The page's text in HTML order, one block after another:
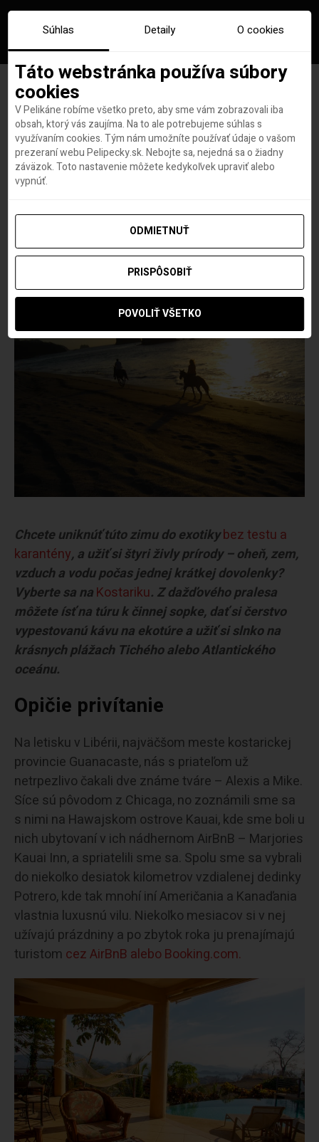
Kostarika – destinácia pre
tých, čo to majú radi horúce
(foto-reportáž)
autorDiana Mrazikova 10. DECEMBRA 2020
Chcete uniknúť túto zimu do exotikybez testu a
karantény, a užiť si štyri živly prírody – oheň, zem,
vzduch a vodu počas jednej krátkej dovolenky?
Vyberte sa naKostariku. Z dažďového pralesa
môžete ísť na túru k činnej sopke, dať si čerstvo
vypestovanú kávu na ekotúre a užiť si slnko na
krásnych plážach Tichého alebo Atlantického
oceánu.
Opičie privítanie
Na letisku v Libérii, najväčšom meste kostarickej
provincie Guanacaste, nás s priateľom už
netrpezlivo čakali dve známe tváre – Alexis a Mike.
Síce sú pôvodom z Chicaga, no zoznámili sme sa
s nimi na Hawajskom ostrove Kauai, kde sme boli u
nich ubytovaní v ich nádhernom AirBnB – Marjories
Kauai Inn, a spriatelili sme sa. Spolu sme sa vybrali
do niekoľko desiatok kilometrov vzdialenej dedinky
Potrero, kde tak mnohí iní Američania a Kanaďania
vlastnia luxusnú vilu. Niekoľko mesiacov si v nej
užívajú prázdniny a po zbytok roka ju prenajímajú
turistom cez AirBnB alebo Booking.com.
Súhlas Detaily O cookies
Táto webstránka používa súbory
cookies
V Pelikáne robíme všetko preto, aby sme vám zobrazovali iba
obsah, ktorý vás zaujíma. Na to ale potrebujeme súhlas s
využívaním cookies. Tým nám umožníte používať údaje o vašom
prezeraní webu Pelipecky.sk. Nebojte sa, nejedná sa o žiadny
záväzok. Toto nastavenie môžete kedykoľvek upraviť alebo
vypnúť.
ODMIETNUŤ
PRISPÔSOBIŤ
POVOLIŤ VŠETKO